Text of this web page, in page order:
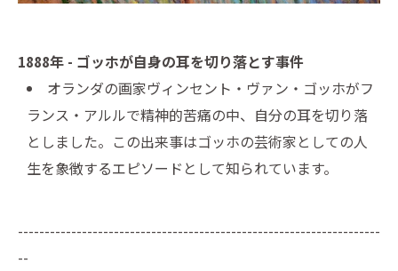
1888年 - ゴッホが自身の耳を切り落とす事件
オランダの画家ヴィンセント・ヴァン・ゴッホがフ
ランス・アルルで精神的苦痛の中、自分の耳を切り落
としました。この出来事はゴッホの芸術家としての人
生を象徴するエピソードとして知られています。
--------------------------------------------------------------------
--